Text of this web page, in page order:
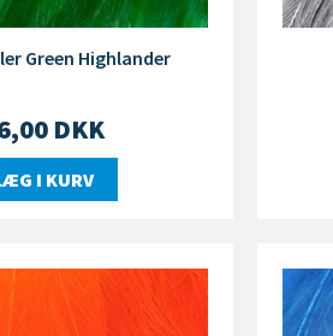
Green Highlander
DKK
I KURV